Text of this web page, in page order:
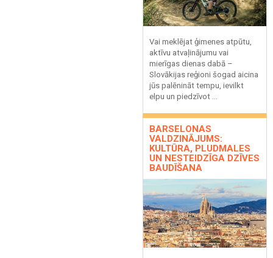
Vai meklējat ģimenes atpūtu,
aktīvu atvaļinājumu vai
mierīgas dienas dabā –
Slovākijas reģioni šogad aicina
jūs palēnināt tempu, ievilkt
elpu un piedzīvot ...
BARSELONAS
VALDZINĀJUMS:
KULTŪRA, PLUDMALES
UN NESTEIDZĪGA DZĪVES
BAUDĪŠANA